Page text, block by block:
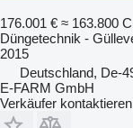
176.001 € ≈ 163.800
Düngetechnik -
2015
Deutschland, De-
E-FARM GmbH
Verkäufer kontaktieren